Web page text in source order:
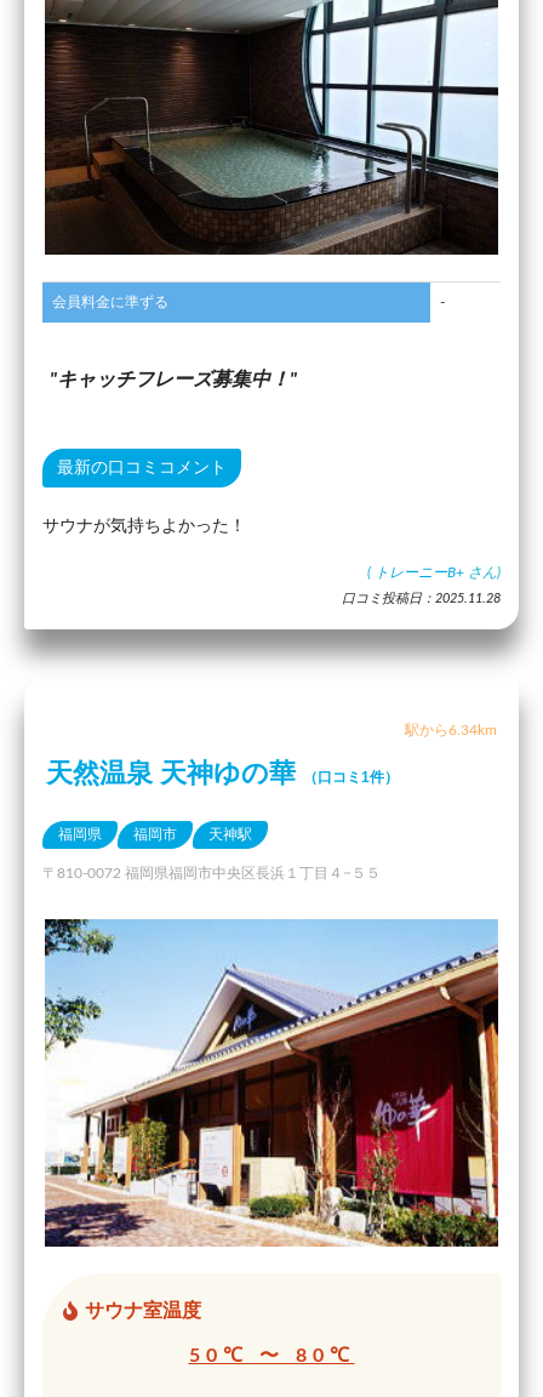
会員料金に準ずる -
キャッチフレーズ募集中！
最新の口コミコメント
サウナが気持ちよかった！
( トレーニーB+ さん)
口コミ投稿日：2025.11.28
駅から6.34km
天然温泉 天神ゆの華 （口コミ1件）
福岡県 福岡市 天神駅
〒810-0072 福岡県福岡市中央区長浜１丁目４−５５
サウナ室温度
50℃ 〜 80℃